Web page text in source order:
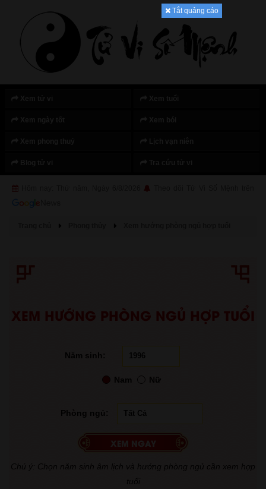
Tắt quảng cáo
XEM HƯỚNG PHÒNG NGỦ HỢP TUỔI
Năm sinh:
Nam Nữ
Phòng ngủ:
Chú ý: Chọn năm sinh âm lịch và hướng phòng ngủ cần xem hợp
tuổi